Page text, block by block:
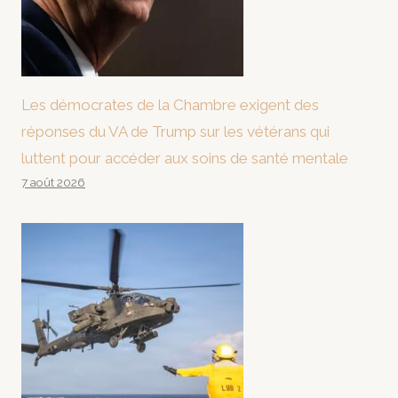
Les démocrates de la Chambre exigent des
réponses du VA de Trump sur les vétérans qui
luttent pour accéder aux soins de santé mentale
7 août 2026